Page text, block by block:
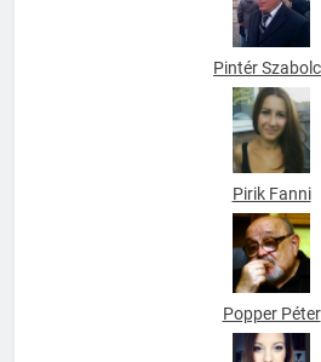
Pintér Szabolcs
Pirik Fanni
Popper Péter